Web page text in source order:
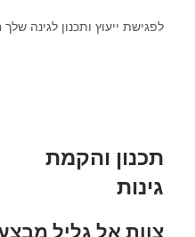
לפגישת ייעוץ ותכנון לגינה שלך חייג עכשיו
תכנון והקמת
גינות